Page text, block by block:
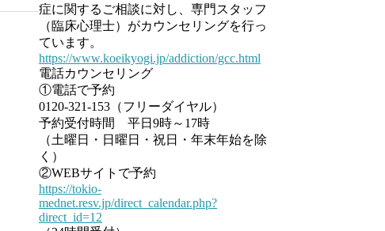
症に関するご相談に対し、専門スタッフ
（臨床心理士）がカウンセリングを行っ
ています。
https://www.koeikyogi.jp/addiction/gcc.html
電話カウンセリング
①電話で予約
0120-321-153（フリーダイヤル）
予約受付時間 平日9時～17時
（土曜日・日曜日・祝日・年末年始を除
く）
②WEBサイトで予約
https://tokio-
mednet.resv.jp/direct_calendar.php?
direct_id=12